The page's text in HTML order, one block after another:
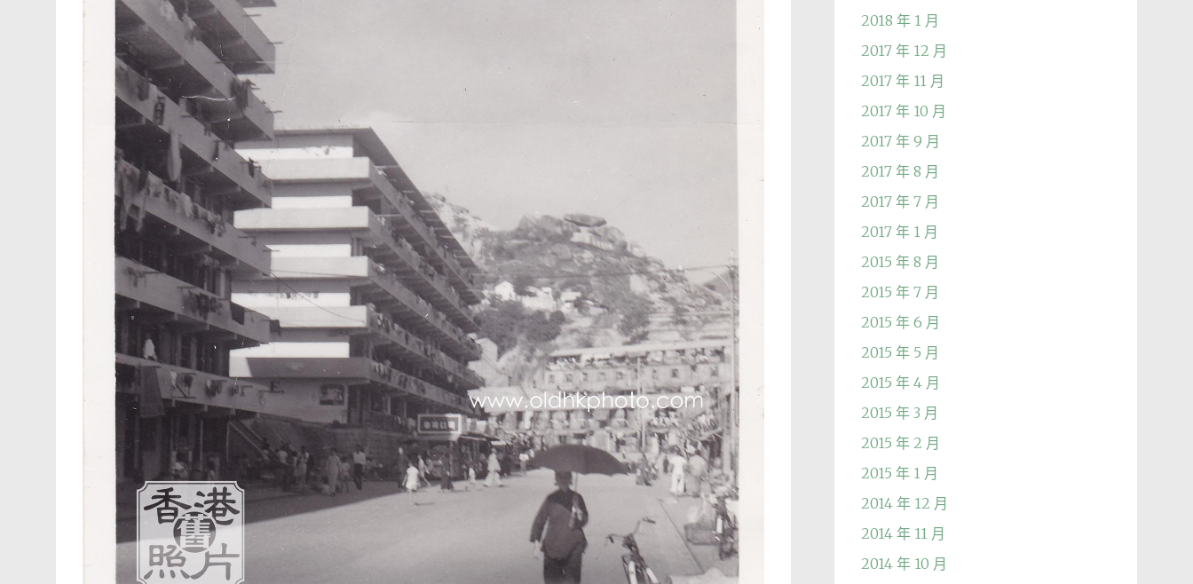
2018 年 1 月
2017 年 12 月
2017 年 11 月
2017 年 10 月
2017 年 9 月
2017 年 8 月
2017 年 7 月
2017 年 1 月
2015 年 8 月
2015 年 7 月
2015 年 6 月
2015 年 5 月
2015 年 4 月
2015 年 3 月
2015 年 2 月
2015 年 1 月
2014 年 12 月
2014 年 11 月
2014 年 10 月